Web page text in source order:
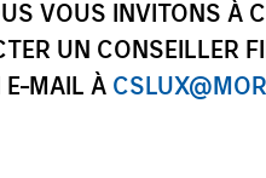
VOUS INVITONS À
UN CONSEILLER
E-MAIL À